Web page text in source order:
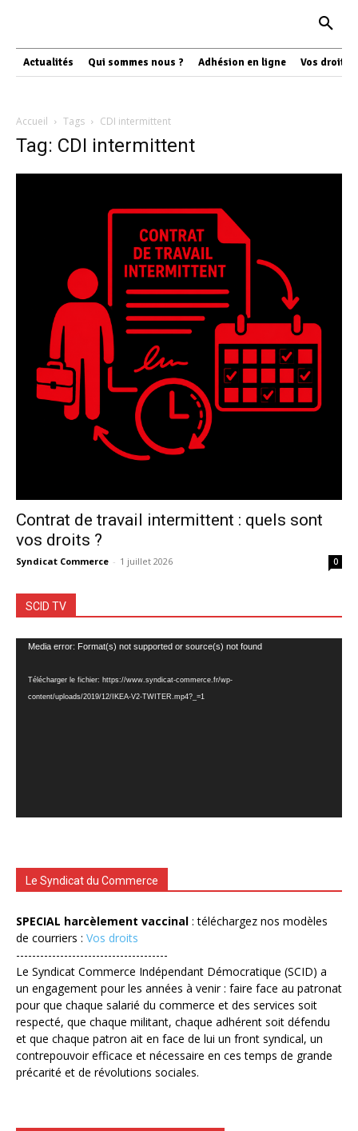
Actualités Qui sommes nous ? Adhésion en ligne Vos droits
Accueil Tags CDI intermittent
Tag: CDI intermittent
Contrat de travail intermittent : quels sont
vos droits ?
Syndicat Commerce - 1 juillet 2026 0
SCID TV
Lecteur
Media error: Format(s) not supported or source(s) not found
Télécharger le fichier: https://www.syndicat-commerce.fr/wp-
content/uploads/2019/12/IKEA-V2-TWITER.mp4?_=1
Le Syndicat du Commerce
SPECIAL harcèlement vaccinal : téléchargez nos modèles
de courriers : Vos droits
--------------------------------------
Le Syndicat Commerce Indépendant Démocratique (SCID) a
un engagement pour les années à venir : faire face au patronat
pour que chaque salarié du commerce et des services soit
respecté, que chaque militant, chaque adhérent soit défendu
et que chaque patron ait en face de lui un front syndical, un
contrepouvoir efficace et nécessaire en ces temps de grande
précarité et de révolutions sociales.